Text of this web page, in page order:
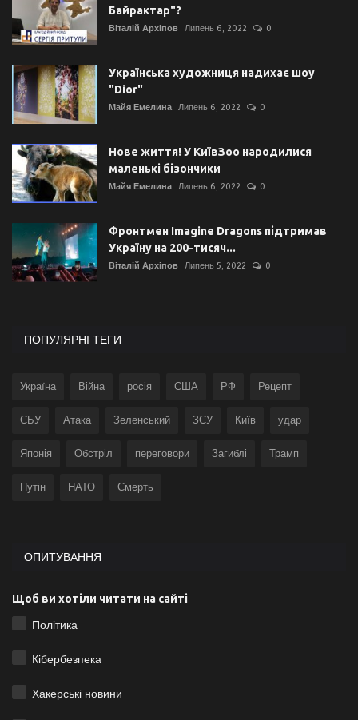
Байрактар"?
Віталій Архіпов Липень 6, 2022 0
Українська художниця надихає шоу
"Dior"
Майя Емелина Липень 6, 2022 0
Нове життя! У КиївЗоо народилися
маленькі бізончики
Майя Емелина Липень 6, 2022 0
Фронтмен Imagine Dragons підтримав
Україну на 200-тисяч...
Віталій Архіпов Липень 5, 2022 0
ПОПУЛЯРНІ ТЕГИ
Україна Війна росія США РФ Рецепт
СБУ Атака Зеленський ЗСУ Київ удар
Японія Обстріл переговори Загиблі Трамп
Путін НАТО Смерть
ОПИТУВАННЯ
Щоб ви хотіли читати на сайті
Політика
Кібербезпека
Хакерські новини